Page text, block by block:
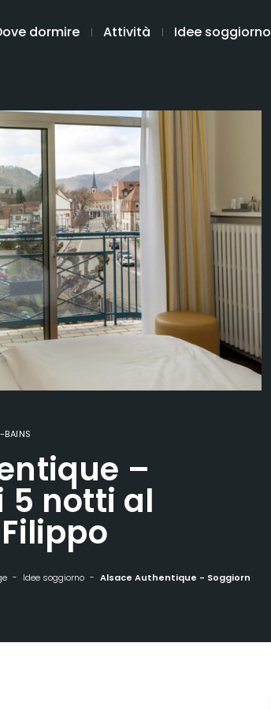
dormire Attività Idee soggiorno
BAINS
–
5 notti al
Idee soggiorno Alsace Authentique - Soggiorno di 5 notti al Grand Hôtel Filippo